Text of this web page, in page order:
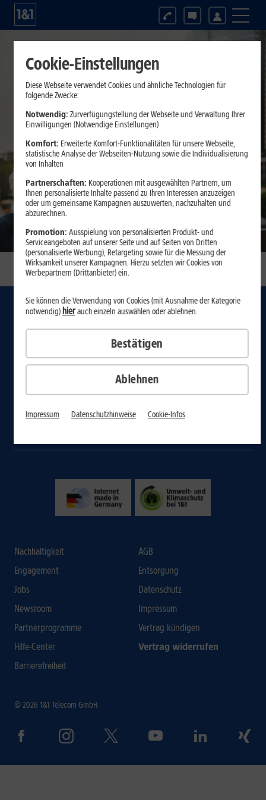
1
Internet
Handys
Kunde wirbt Kunde
Nachhaltigkeit
Engagement
Jobs
Newsroom
Partnerprogramme
Hilfe-Center
Barrierefreiheit
AGB
Entsorgung
Datenschutz
Impressum
Vertrag kündigen
Vertrag widerrufen
© 2026 1&1 Telecom GmbH
Cookie-Einstellungen
Diese Webseite verwendet Cookies und ähnliche Technologien für
folgende Zwecke:
Notwendig: Zurverfügungstellung der Webseite und Verwaltung Ihrer
Einwilligungen (Notwendige Einstellungen)
Komfort: Erweiterte Komfort-Funktionalitäten für unsere Webseite,
statistische Analyse der Webseiten-Nutzung sowie die Individualisierung
von Inhalten
Partnerschaften: Kooperationen mit ausgewählten Partnern, um
Ihnen personalisierte Inhalte passend zu Ihren Interessen anzuzeigen
oder um gemeinsame Kampagnen auszuwerten, nachzuhalten und
abzurechnen.
Promotion: Ausspielung von personalisierten Produkt- und
Serviceangeboten auf unserer Seite und auf Seiten von Dritten
(personalisierte Werbung), Retargeting sowie für die Messung der
Wirksamkeit unserer Kampagnen. Hierzu setzten wir Cookies von
Werbepartnern (Drittanbieter) ein.
Ablehnen
Sie können die Verwendung von Cookies (mit Ausnahme der Kategorie
notwendig) hierauch einzeln auswählen oder ablehnen.
Bestätigen
Impressum Datenschutzhinweise Cookie-Infos